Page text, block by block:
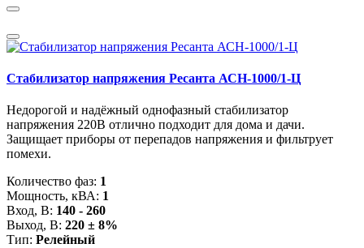
Стабилизатор напряжения Ресанта АСН-1000/1-Ц
Недорогой и надёжный однофазный стабилизатор
напряжения 220В отлично подходит для дома и дачи.
Защищает приборы от перепадов напряжения и фильтрует
помехи.
Количество фаз: 1
Мощность, кВА: 1
Вход, В: 140 - 260
Выход, В: 220 ± 8%
Тип: Релейный